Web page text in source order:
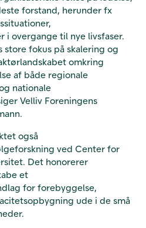
forstand, herunder fx
i overgange til nye livsfaser.
fokus på skalering og
omkring
af både regionale
nationale
Velliv Foreningens
også
ved Center for
Det honorerer
et
for forebyggelse,
ude i de små